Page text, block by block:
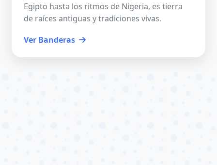
Egipto hasta los ritmos de Nigeria, es tierra
de raíces antiguas y tradiciones vivas.
Ver Banderas